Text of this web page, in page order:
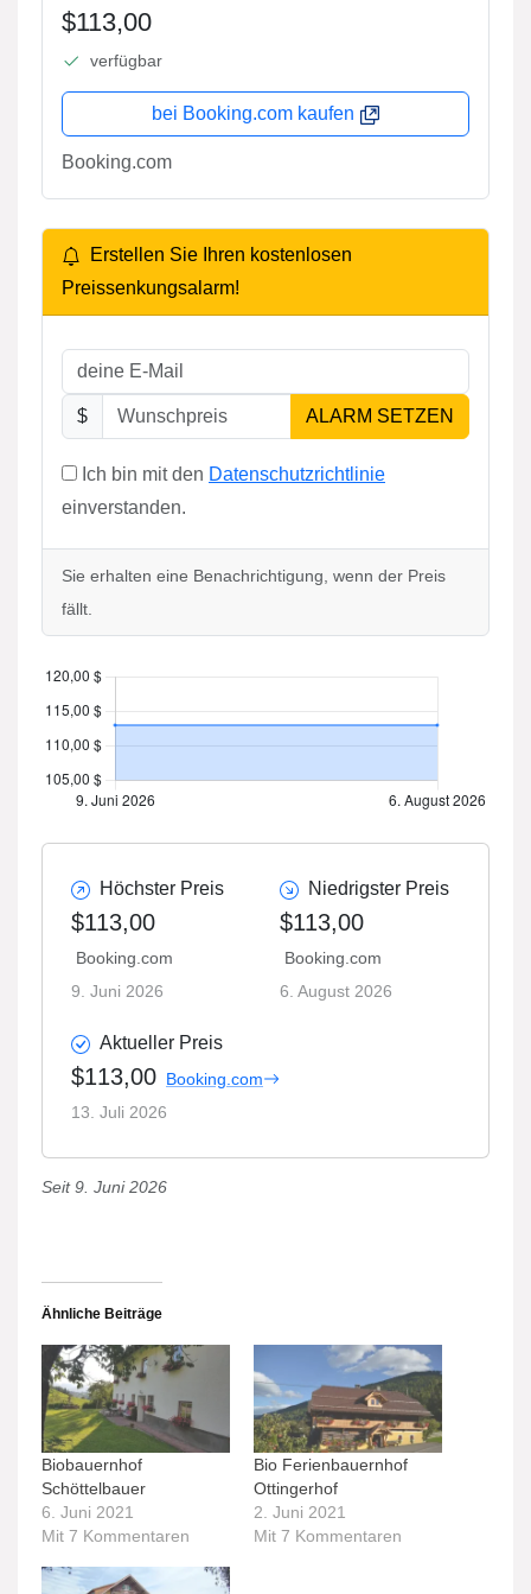
$113,00
verfügbar
bei Booking.com kaufen
Booking.com
Erstellen Sie Ihren kostenlosen
Preissenkungsalarm!
$ ALARM SETZEN
Ich bin mit den Datenschutzrichtlinie
einverstanden.
Sie erhalten eine Benachrichtigung, wenn der Preis
fällt.
Höchster Preis
$113,00
Booking.com
9. Juni 2026
Niedrigster Preis
$113,00
Booking.com
6. August 2026
Aktueller Preis
$113,00 Booking.com
13. Juli 2026
Seit 9. Juni 2026
Ähnliche Beiträge
Biobauernhof
Schöttelbauer
6. Juni 2021
Mit 7 Kommentaren
Bio Ferienbauernhof
Ottingerhof
2. Juni 2021
Mit 7 Kommentaren